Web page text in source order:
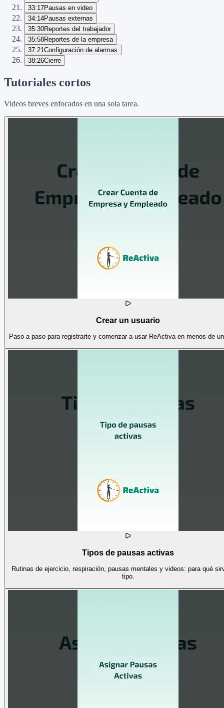
33:17Pausas en video
34:14Pausas externas
35:30Reportes del trabajador
35:58Reportes de la empresa
37:21Configuración de alarmas
38:26Cierre
Tutoriales cortos
Videos breves enfocados en una sola tarea.
Crear un usuario
Paso a paso para registrarte y comenzar a usar ReActiva en menos de
Tipos de pausas activas
Rutinas de ejercicio, respiración, pausas mentales y videos: para qué
tipo.